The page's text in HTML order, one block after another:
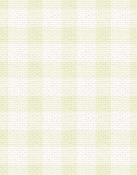
ている会員と同一のメールアドレ
同様のサービスを提供している企
ると思われる本人またはその家族
不適切と判断する場合
登録希望者を会員として承認する
登録希望者による会員登録手続
場合であっても、会員登録の取り
が適切と判 断する方法・手段に
とします。
者が18歳未満、成年被後見人、被